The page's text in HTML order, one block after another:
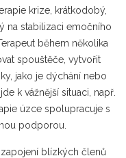
krize krátkodobý,
na stabilizaci emočního
během několika
spouštěče, vytvořit
jako je dýchání nebo
k vážnější situaci, např.
úzce spolupracuje s
podporou.
zapojení blízkých členů